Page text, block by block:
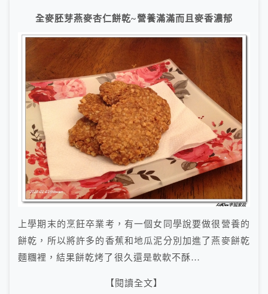
全麥胚芽燕麥杏仁餅乾~營養滿滿而且麥香濃郁
上學期末的烹飪卒業考，有一個女同學說要做很營養的
餅乾，所以將許多的香蕉和地瓜泥分別加進了燕麥餅乾
麵糰裡，結果餅乾烤了很久還是軟軟不酥…
【閱讀全文】